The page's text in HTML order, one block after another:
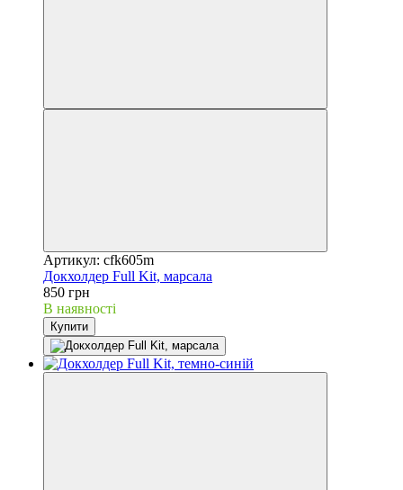
Артикул: cfk605m
Докхолдер Full Kit, марсала
850 грн
В наявності
Купити